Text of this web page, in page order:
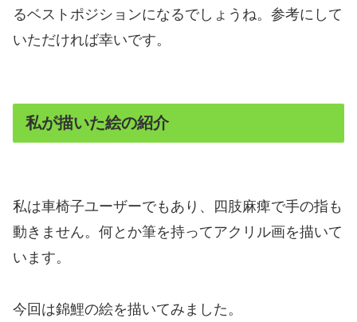
るベストポジションになるでしょうね。参考にして
いただければ幸いです。
私が描いた絵の紹介
私は車椅子ユーザーでもあり、四肢麻痺で手の指も
動きません。何とか筆を持ってアクリル画を描いて
います。
今回は錦鯉の絵を描いてみました。